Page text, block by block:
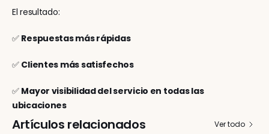
El resultado:
✅ Respuestas más rápidas
✅ Clientes más satisfechos
✅ Mayor visibilidad del servicio en todas las
ubicaciones
Artículos relacionados Ver todo